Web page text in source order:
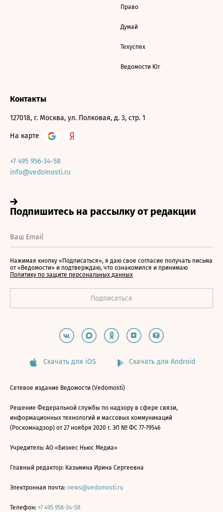
Право
Думай
Техуспех
Ведомости Юг
Контакты
127018, г. Москва, ул. Полковая, д. 3, стр. 1
На карте
+7 495 956-34-58
info@vedomosti.ru
Нажимая кнопку «Подписаться», я даю свое согласие получать письма
от «Ведомости» и подтверждаю, что ознакомился и принимаю
Политику по защите персональных данных
Скачать для iOS Скачать для Android
Сетевое издание Ведомости (Vedomosti)
Решение Федеральной службы по надзору в сфере связи,
информационных технологий и массовых коммуникаций
(Роскомнадзор) от 27 ноября 2020 г. ЭЛ № ФС 77-79546
Учредитель: АО «Бизнес Ньюс Медиа»
Главный редактор: Казьмина Ирина Сергеевна
Электронная почта: news@vedomosti.ru
Телефон: +7 495 956-34-58